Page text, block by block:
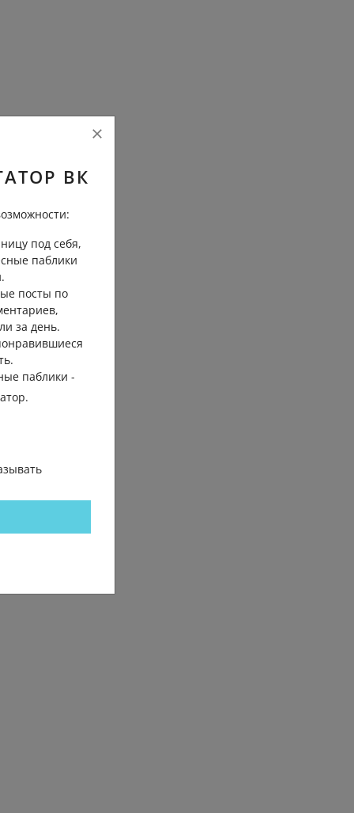
ВК
под себя,
паблики
посты по
за день.
паблики -